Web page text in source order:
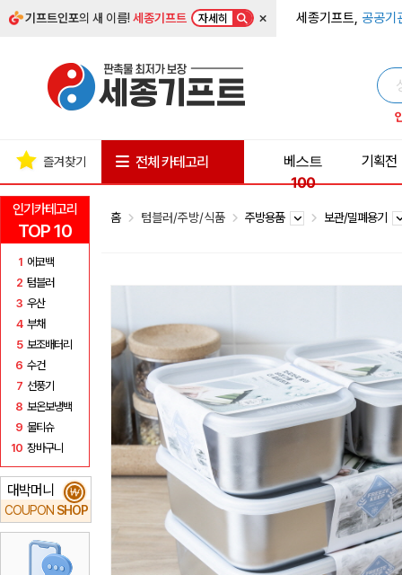
기프트인포의 새 이름!세종기프트 자세히 × 세종기프트, 공공기
인기카테고리
TOP 10
1 에코백
2 텀블러
3 우산
4 부채
5 보조배터리
6 수건
7 선풍기
8 보온보냉백
9 물티슈
10 장바구니
대박머니
COUPON SHOP
₩
즐겨찾기 전체 카테고리
베스트
100
기획전
홈 텀블러/주방/식품 주방용품 보관/밀폐용기